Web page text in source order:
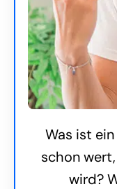
Was ist
schon
wird?